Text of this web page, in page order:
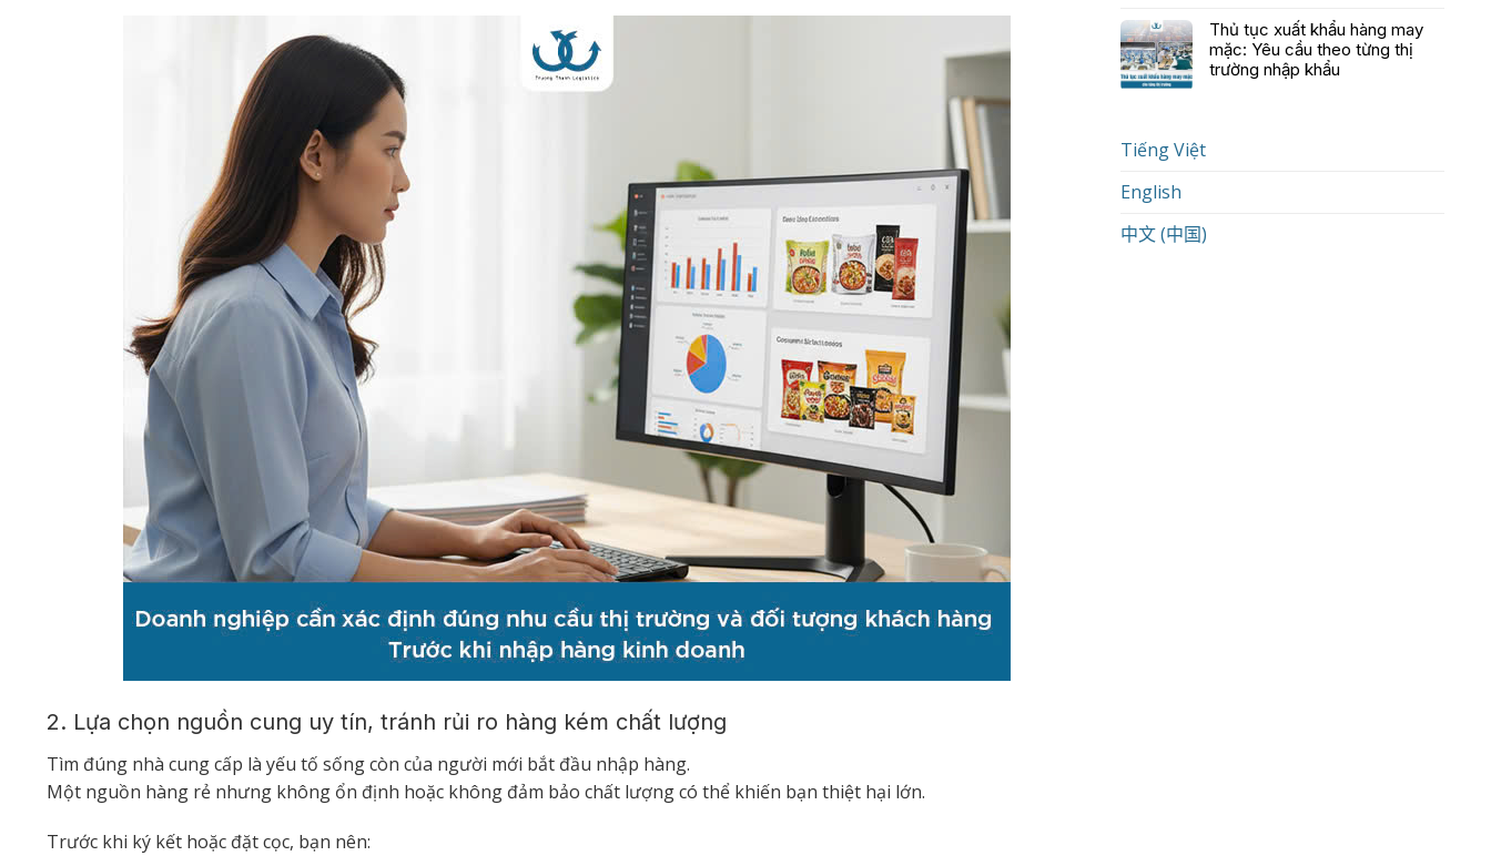
2. Lựa chọn nguồn cung uy tín, tránh rủi ro hàng kém chất lượng
Tìm đúng nhà cung cấp là yếu tố sống còn của người mới bắt đầu nhập hàng.
Một nguồn hàng rẻ nhưng không ổn định hoặc không đảm bảo chất lượng có thể khiến bạn thiệt hại lớn.
Trước khi ký kết hoặc đặt cọc, bạn nên:
Thủ tục xuất khẩu hàng may
mặc: Yêu cầu theo từng thị
trường nhập khẩu
Tiếng Việt
English
中文 (中国)